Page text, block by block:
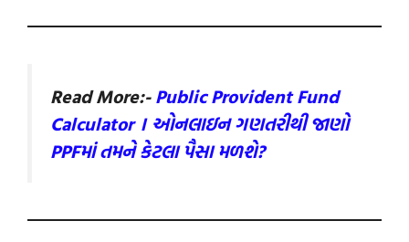
Read More:-Public Provident Fund
Calculator । ઓનલાઇન ગણતરીથી જાણો
PPFમાં તમને કેટલા પૈસા મળશે?